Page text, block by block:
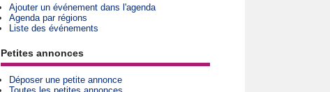
Ajouter un événement dans l'agenda
Agenda par régions
Liste des événements
Petites annonces
Déposer une petite annonce